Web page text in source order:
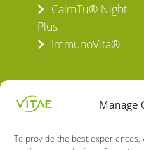
Manage
To provide the best
CalmTu® Night
Plus
ImmunoVita®
VITAE